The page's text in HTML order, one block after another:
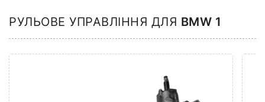
РУЛЬОВЕ УПРАВЛІННЯ ДЛЯ BMW 1